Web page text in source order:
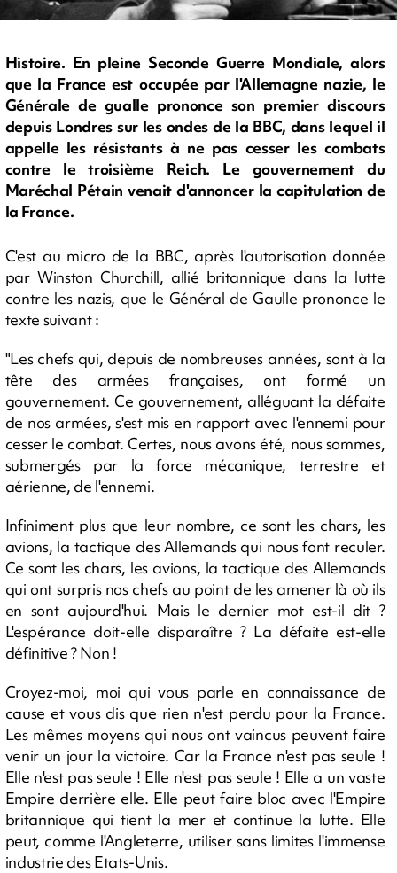
Histoire. En pleine Seconde Guerre Mondiale, alors
que la France est occupée par l'Allemagne nazie, le
Générale de gualle prononce son premier discours
depuis Londres sur les ondes de la BBC, dans lequel il
appelle les résistants à ne pas cesser les combats
contre le troisième Reich. Le gouvernement du
Maréchal Pétain venait d'annoncer la capitulation de
la France.
C'est au micro de la BBC, après l'autorisation donnée
par Winston Churchill, allié britannique dans la lutte
contre les nazis, que le Général de Gaulle prononce le
texte suivant :
"Les chefs qui, depuis de nombreuses années, sont à la
tête des armées françaises, ont formé un
gouvernement. Ce gouvernement, alléguant la défaite
de nos armées, s'est mis en rapport avec l'ennemi pour
cesser le combat. Certes, nous avons été, nous sommes,
submergés par la force mécanique, terrestre et
aérienne, de l'ennemi.
Infiniment plus que leur nombre, ce sont les chars, les
avions, la tactique des Allemands qui nous font reculer.
Ce sont les chars, les avions, la tactique des Allemands
qui ont surpris nos chefs au point de les amener là où ils
en sont aujourd'hui. Mais le dernier mot est-il dit ?
L'espérance doit-elle disparaître ? La défaite est-elle
définitive ? Non !
Croyez-moi, moi qui vous parle en connaissance de
cause et vous dis que rien n'est perdu pour la France.
Les mêmes moyens qui nous ont vaincus peuvent faire
venir un jour la victoire. Car la France n'est pas seule !
Elle n'est pas seule ! Elle n'est pas seule ! Elle a un vaste
Empire derrière elle. Elle peut faire bloc avec l'Empire
britannique qui tient la mer et continue la lutte. Elle
peut, comme l'Angleterre, utiliser sans limites l'immense
industrie des Etats-Unis.